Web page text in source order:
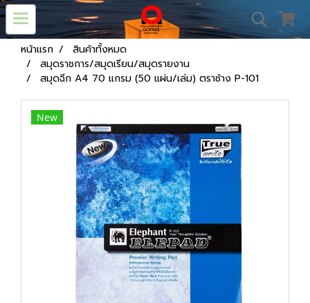
หน้าแรก
สินค้าทั้งหมด
สมุดราชการ/สมุดเรียน/สมุดรายงาน
สมุดฉีก A4 70 แกรม (50 แผ่น/เล่ม) ตราช้าง P-101
New